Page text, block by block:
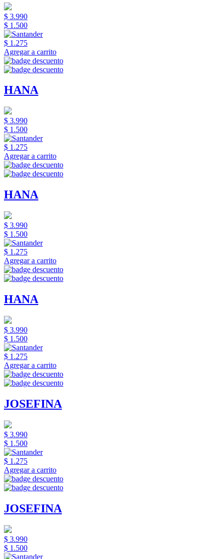
$ 3.990
$ 1.500
$ 1.275
Agregar a carrito
HANA
$ 3.990
$ 1.500
$ 1.275
Agregar a carrito
HANA
$ 3.990
$ 1.500
$ 1.275
Agregar a carrito
HANA
$ 3.990
$ 1.500
$ 1.275
Agregar a carrito
JOSEFINA
$ 3.990
$ 1.500
$ 1.275
Agregar a carrito
JOSEFINA
$ 3.990
$ 1.500